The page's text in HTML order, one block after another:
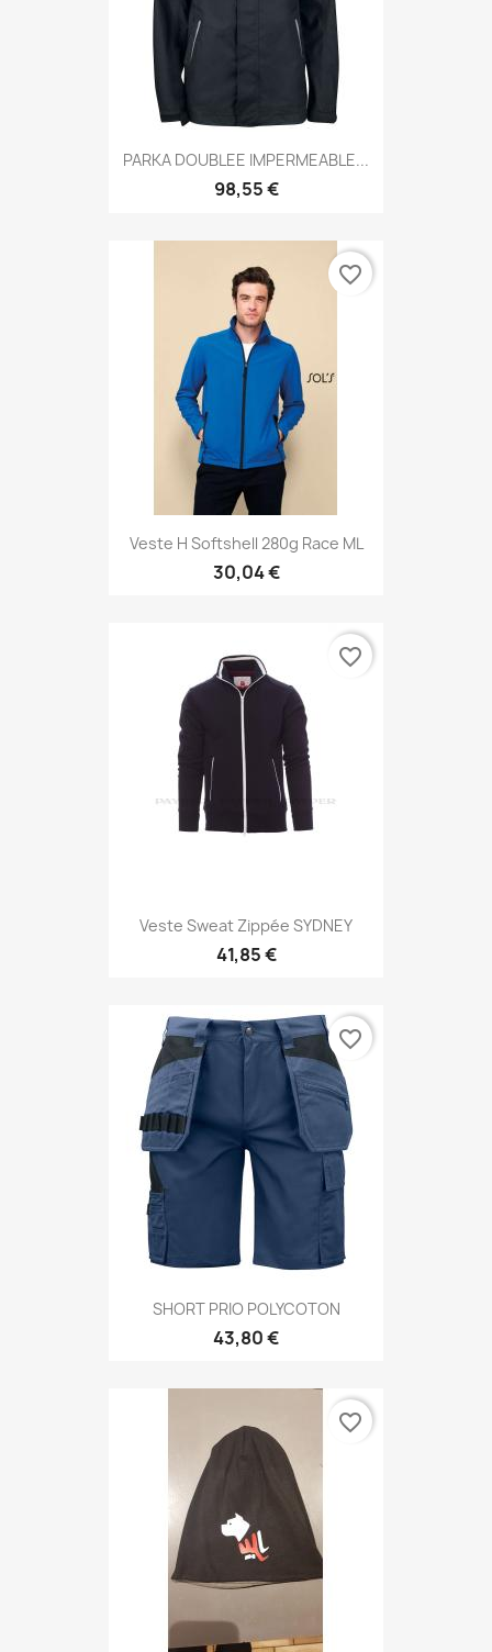
PARKA DOUBLEE IMPERMEABLE...
98,55 €
Veste H Softshell 280g Race ML
30,04 €
favorite_border
Veste Sweat Zippée SYDNEY
41,85 €
favorite_border
SHORT PRIO POLYCOTON
43,80 €
favorite_border
favorite_border